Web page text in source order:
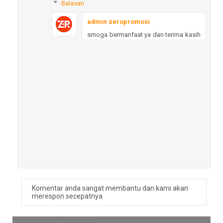
Balasan
admin zeropromosi
smoga bermanfaat ya dan terima kasih
Balas
Komentar anda sangat membantu dan kami akan
merespon secepatnya